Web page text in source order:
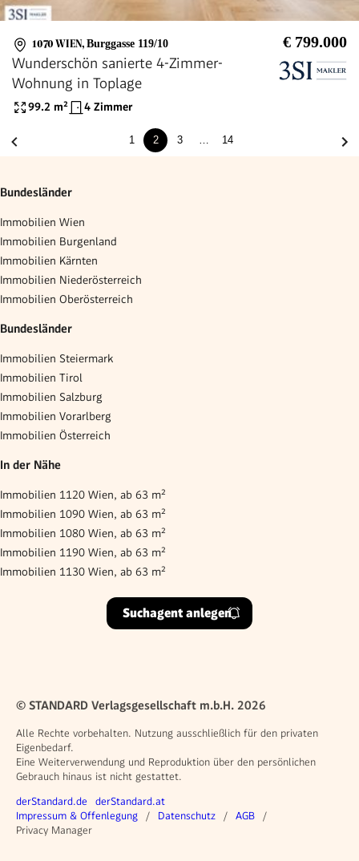
1070 WIEN, Burggasse 119/10 € 799.000
Wunderschön sanierte 4-Zimmer-
Wohnung in Toplage
99.2 m² 4 Zimmer
1 2 3 14
Bundesländer
Immobilien Wien
Immobilien Burgenland
Immobilien Kärnten
Immobilien Niederösterreich
Immobilien Oberösterreich
Bundesländer
Immobilien Steiermark
Immobilien Tirol
Immobilien Salzburg
Immobilien Vorarlberg
Immobilien Österreich
In der Nähe
Immobilien 1120 Wien, ab 63 m²
Immobilien 1090 Wien, ab 63 m²
Immobilien 1080 Wien, ab 63 m²
Immobilien 1190 Wien, ab 63 m²
Immobilien 1130 Wien, ab 63 m²
Suchagent anlegen
© STANDARD Verlagsgesellschaft m.b.H. 2026
Alle Rechte vorbehalten. Nutzung ausschließlich für den privaten
Eigenbedarf.
Eine Weiterverwendung und Reproduktion über den persönlichen
Gebrauch hinaus ist nicht gestattet.
Weitere Angebote
derStandard.de derStandard.at
Rechtliches
Impressum & Offenlegung Datenschutz
AGB
Privacy Manager